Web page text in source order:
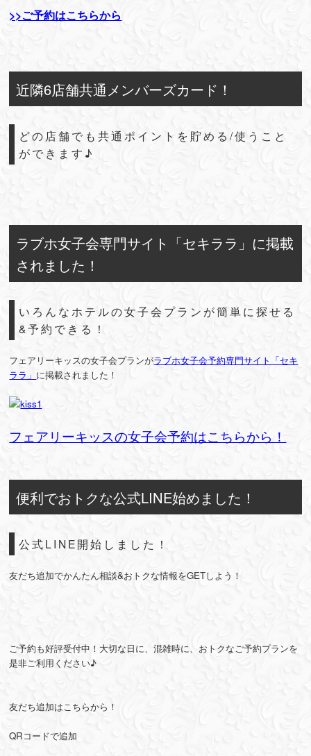
>>ご予約はこちらから
近隣6店舗共通メンバーズカード！
どの店舗でも共通ポイントを貯める/使うこと
ができます♪
ラブホ女子会専門サイト「セキララ」に掲載
されました！
いろんなホテルの女子会プランが簡単に探せる
&予約できる！
フェアリーキッスの女子会プランがラブホ女子会予約専門サイト「セキ
ララ」 に掲載されました！
フェアリーキッスの女子会予約はこちらから！
便利でおトクな公式LINE始めました！
公式LINE開始しました！
友だち追加でかんたん相談&おトクな情報をGETしよう！
ご予約も好評受付中！大切な日に、混雑時に、おトクなご予約プランを
是非ご利用ください♪
友だち追加はこちらから！
QRコードで追加